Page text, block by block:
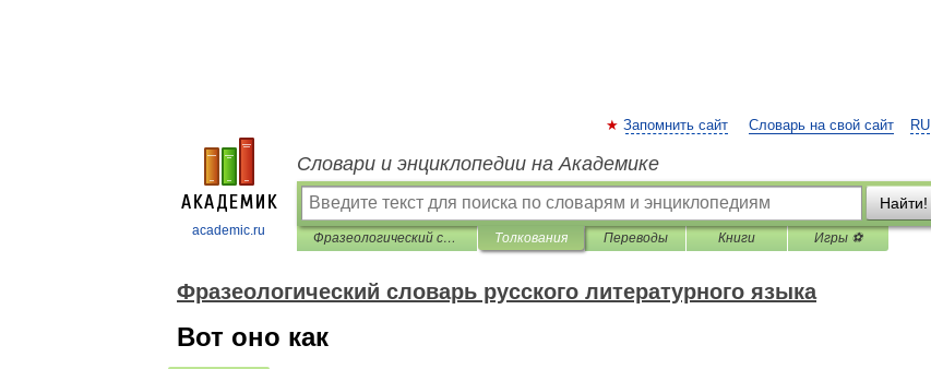
academic.ru
RU
Запомнить сайт Словарь на свой сайт
Словари и энциклопедии на Академике
Найти!
Фразеологический словарь русского литературного языка Толкования Переводы Книги Игры ⚽
Фразеологический словарь русского литературного языка
Вот оно как